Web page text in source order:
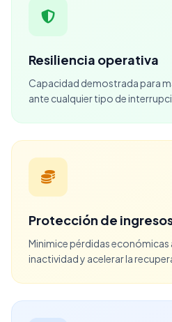
Resiliencia operativa
Capacidad demostrada para
ante cualquier tipo de
Protección de
Minimice pérdidas económicas
inactividad y acelerar la